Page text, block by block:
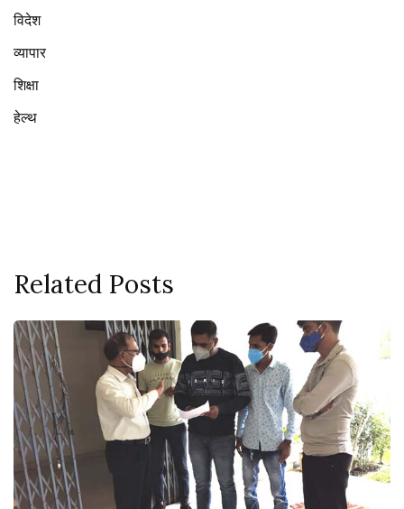
विदेश
व्यापार
शिक्षा
हेल्थ
Related Posts